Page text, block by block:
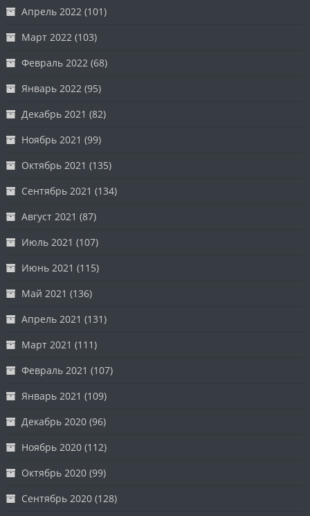
Апрель 2022 (101)
Март 2022 (103)
Февраль 2022 (68)
Январь 2022 (95)
Декабрь 2021 (82)
Ноябрь 2021 (99)
Октябрь 2021 (135)
Сентябрь 2021 (134)
Август 2021 (87)
Июль 2021 (107)
Июнь 2021 (115)
Май 2021 (136)
Апрель 2021 (131)
Март 2021 (111)
Февраль 2021 (107)
Январь 2021 (109)
Декабрь 2020 (96)
Ноябрь 2020 (112)
Октябрь 2020 (99)
Сентябрь 2020 (128)